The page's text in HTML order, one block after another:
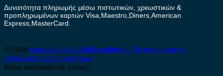
Δυνατότητα πληρωμής μέσω πιστωτικών, χρεωστικών &
προπληρωμένων καρτών Visa,Maestro,Diners,American
Express,MasterCard.
© 2026 papadakis.antallaktika-online.eu Μεταχειρισμένα
Ανταλλακτικά Αυτοκινήτων
Καλό καλοκαίρι σε όλους!!